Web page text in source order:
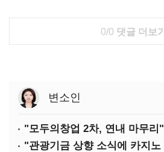
0/0 댓글 더보기
변소인
"모두의창업 2차, 연내 마무리"